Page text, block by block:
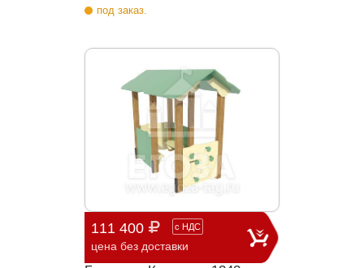
под заказ.
111 400 с НДС
цена без доставки